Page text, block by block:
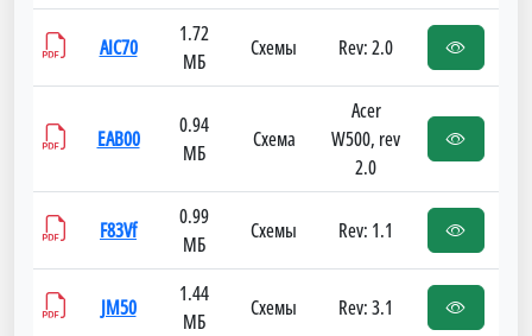
AIC70
1.72
МБ
Схемы Rev: 2.0
EAB00
0.94
МБ
Схема
Acer
W500, rev
2.0
F83Vf
0.99
МБ
Схемы Rev: 1.1
JM50
1.44
МБ
Схемы Rev: 3.1